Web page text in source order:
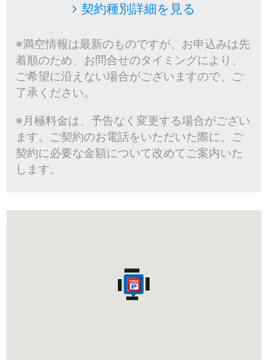
契約種別詳細を見る
※満空情報は最新のものですが、お申込みは先
着順のため、お問合せのタイミングにより、
ご希望に沿えない場合がございますので、ご
了承ください。
※月極料金は、予告なく変更する場合がござい
ます。ご契約のお電話をいただいた際に、ご
契約に必要な金額について改めてご案内いた
します。